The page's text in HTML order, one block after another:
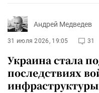
Андрей Медведев
31 июля 2026, 19:05 31
Украина стала
последствиях
инфраструктуры